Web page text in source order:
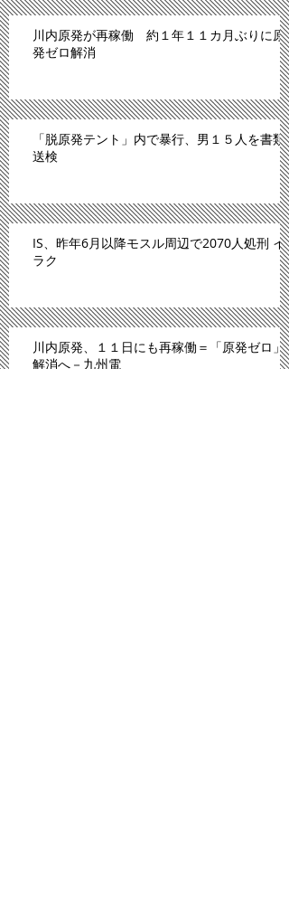
川内原発が再稼働 約１年１１カ月ぶりに原
発ゼロ解消
「脱原発テント」内で暴行、男１５人を書類
送検
IS、昨年6月以降モスル周辺で2070人処刑 イ
ラク
川内原発、１１日にも再稼働＝「原発ゼロ」
解消へ－九州電